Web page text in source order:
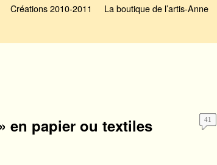
Créations 2010-2011
La boutique de l’artis-Anne
en papier ou textiles 41